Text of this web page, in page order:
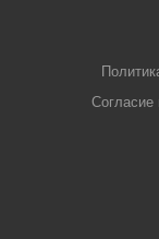
Согласие